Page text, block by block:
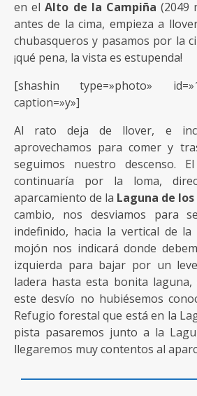
en elAlto de la Campiña (2049
antes de la cima, empieza a
chubasqueros y pasamos por la
¡qué pena, la vista es estupenda!
[shashin type=»photo»
caption=»y»]
Al rato deja de llover, e
aprovechamos para comer y
seguimos nuestro descenso.
continuaría por la loma,
aparcamiento de la Laguna de
cambio, nos desviamos para
indefinido, hacia la vertical de la
mojón nos indicará donde
izquierda para bajar por un
ladera hasta esta bonita
este desvío no hubiésemos
Refugio forestal que está en la
pista pasaremos junto a la
llegaremos muy contentos al